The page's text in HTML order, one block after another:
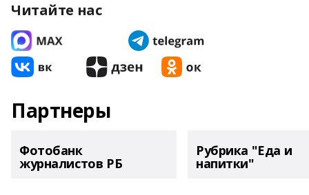
Читайте нас
Партнеры
Фотобанк
журналистов РБ
Рубрика "Еда и
напитки"